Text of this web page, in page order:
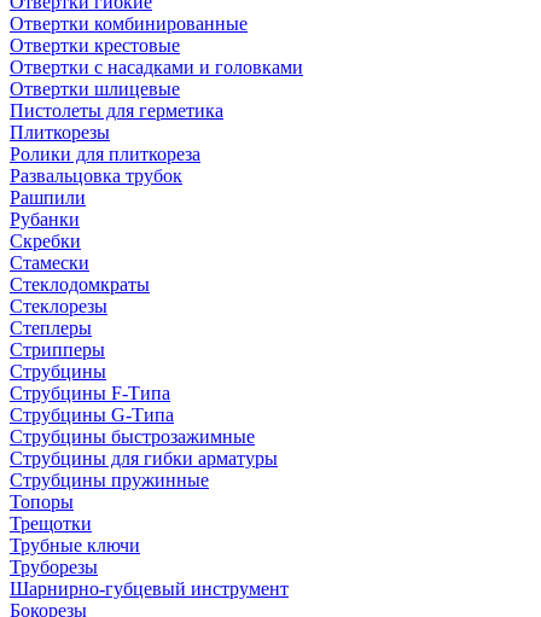
Отвертки комбинированные
Отвертки крестовые
Отвертки с насадками и головками
Отвертки шлицевые
Пистолеты для герметика
Плиткорезы
Ролики для плиткореза
Развальцовка трубок
Рашпили
Рубанки
Скребки
Стамески
Стеклодомкраты
Стеклорезы
Степлеры
Стрипперы
Струбцины
Струбцины F-Типа
Струбцины G-Типа
Струбцины быстрозажимные
Струбцины для гибки арматуры
Струбцины пружинные
Топоры
Трещотки
Трубные ключи
Труборезы
Шарнирно-губцевый инструмент
Бокорезы